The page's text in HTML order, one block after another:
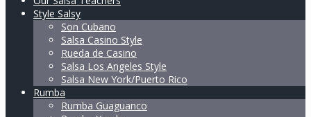
Style Salsy
Son Cubano
Salsa Casino Style
Rueda de Casino
Salsa Los Angeles Style
Salsa New York/Puerto Rico
Rumba
Rumba Guaguanco